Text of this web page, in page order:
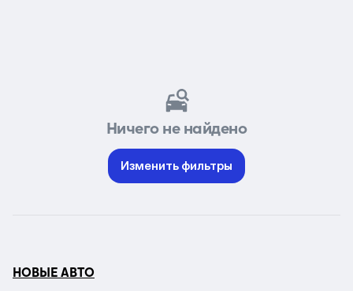
Ничего не найдено
Изменить фильтры
НОВЫЕ АВТО